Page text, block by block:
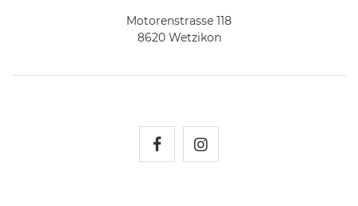
Motorenstrasse 118
8620 Wetzikon